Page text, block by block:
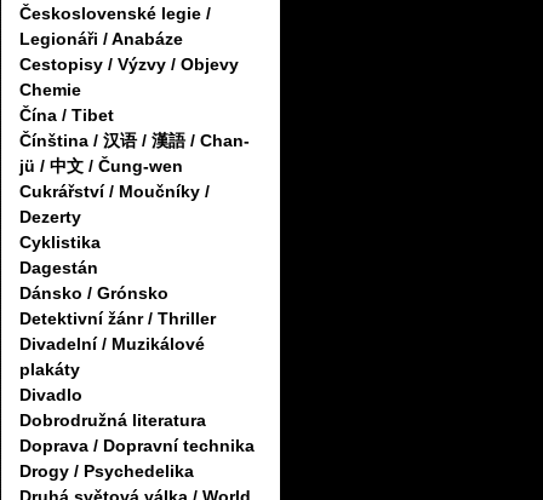
Československé legie /
Legionáři / Anabáze
Cestopisy / Výzvy / Objevy
Chemie
Čína / Tibet
Čínština / 汉语 / 漢語 / Chan-
jü / 中文 / Čung-wen
Cukrářství / Moučníky /
Dezerty
Cyklistika
Dagestán
Dánsko / Grónsko
Detektivní žánr / Thriller
Divadelní / Muzikálové
plakáty
Divadlo
Dobrodružná literatura
Doprava / Dopravní technika
Drogy / Psychedelika